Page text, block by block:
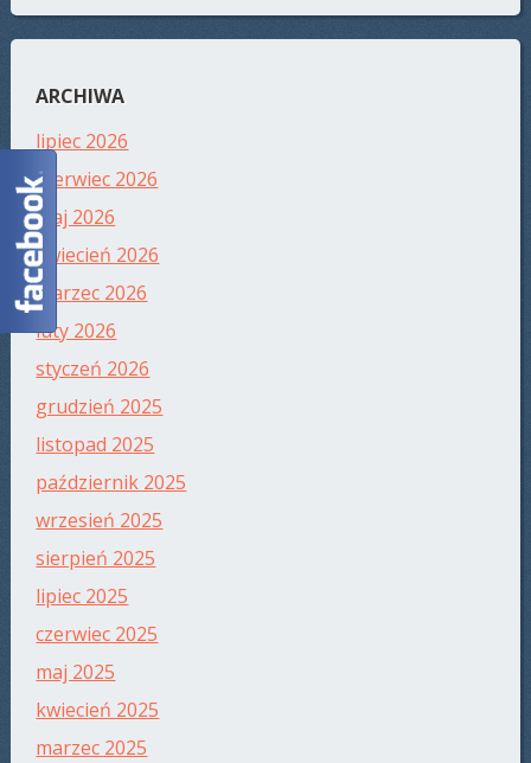
ARCHIWA
lipiec 2026
czerwiec 2026
maj 2026
kwiecień 2026
marzec 2026
luty 2026
styczeń 2026
grudzień 2025
listopad 2025
październik 2025
wrzesień 2025
sierpień 2025
lipiec 2025
czerwiec 2025
maj 2025
kwiecień 2025
marzec 2025